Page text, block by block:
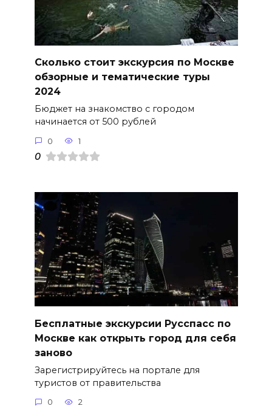
Сколько стоит экскурсия по Москве
обзорные и тематические туры
2024
Бюджет на знакомство с городом
начинается от 500 рублей
0 1
0
Бесплатные экскурсии Русспасс по
Москве как открыть город для себя
заново
Зарегистрируйтесь на портале для
туристов от правительства
0 2